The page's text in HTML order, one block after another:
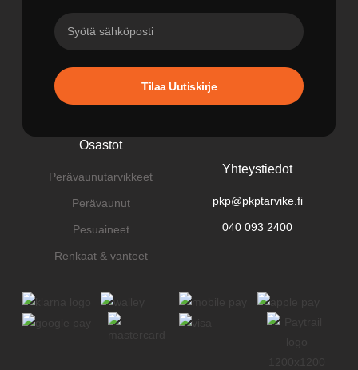
Tilaa Uutiskirje
Osastot
Perävaunutarvikkeet
Perävaunut
Pesuaineet
Renkaat & vanteet
Yhteystiedot
pkp@pkptarvike.fi
040 093 2400